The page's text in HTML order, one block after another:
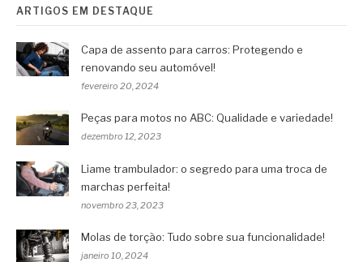
ARTIGOS EM DESTAQUE
Capa de assento para carros: Protegendo e
renovando seu automóvel!
fevereiro 20, 2024
Peças para motos no ABC: Qualidade e variedade!
dezembro 12, 2023
Liame trambulador: o segredo para uma troca de
marchas perfeita!
novembro 23, 2023
Molas de torção: Tudo sobre sua funcionalidade!
janeiro 10, 2024